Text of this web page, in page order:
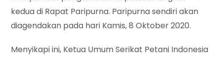
kedua di Rapat Paripurna. Paripurna sendiri akan
diagendakan pada hari Kamis, 8 Oktober 2020.
Menyikapi ini, Ketua Umum Serikat Petani Indonesia